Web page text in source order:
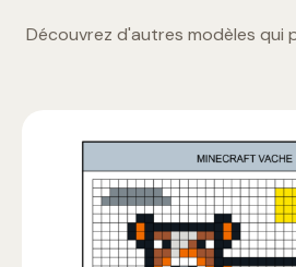
Découvrez d'autres modèles qui